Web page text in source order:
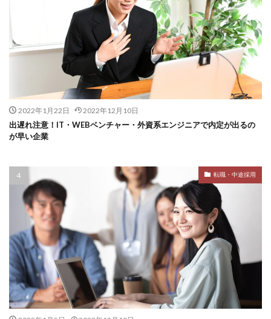
2022年1月22日 2022年12月10日
出遅れ注意！IT・WEBベンチャー・外資系エンジニアで内定が出るの
が早い企業
転職・中途採用